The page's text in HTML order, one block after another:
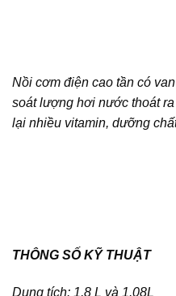
Nồi cơm điện cao tần có
soát lượng hơi nước thoát
lại nhiều vitamin, dưỡng
THÔNG SỐ KỸ THUẬT
Dung tích: 1,8 L và 1.08L